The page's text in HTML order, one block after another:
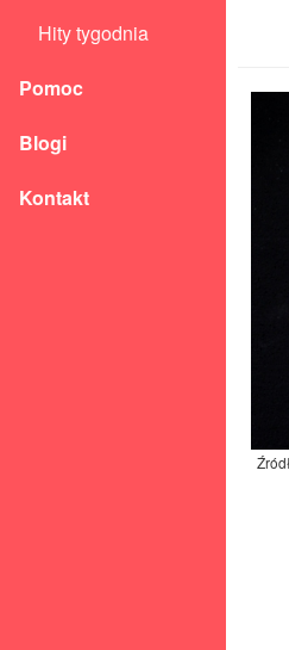
Hity tygodnia
Pomoc
Blogi
Kontakt